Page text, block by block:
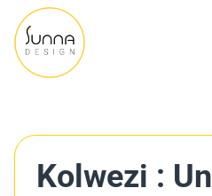
Kolwezi : Un